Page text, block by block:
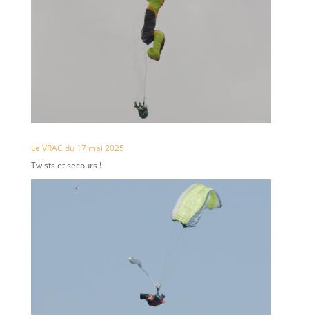
Le VRAC du 17 mai 2025
Twists et secours !